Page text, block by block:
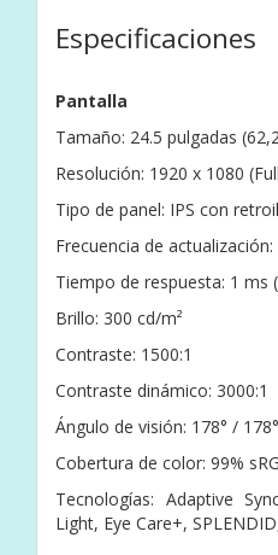
Especificaciones
Pantalla
Tamaño: 24.5 pulgadas
Resolución: 1920 x 1080
Tipo de panel: IPS con
Frecuencia de
Tiempo de respuesta: 1 ms
Brillo: 300 cd/m²
Contraste: 1500:1
Contraste dinámico: 3000:1
Ángulo de visión: 178° / 178°
Cobertura de color: 99%
Tecnologías: Adaptive
Light, Eye Care+,